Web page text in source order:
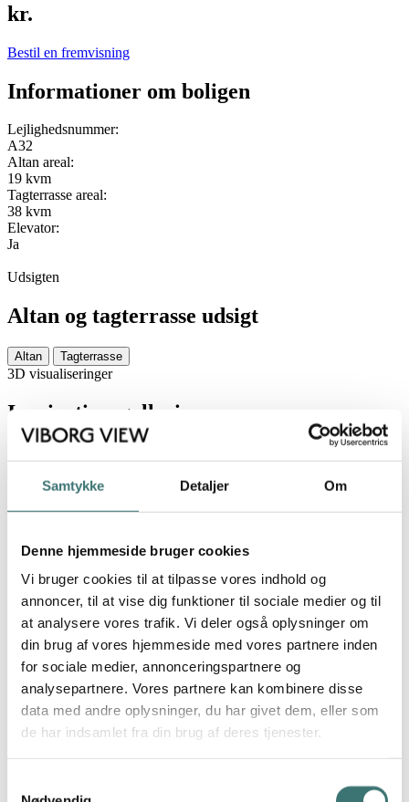
Samtykke Detaljer Om
Denne hjemmeside bruger cookies
Vi bruger cookies til at tilpasse vores indhold og
annoncer, til at vise dig funktioner til sociale medier og til
at analysere vores trafik. Vi deler også oplysninger om
din brug af vores hjemmeside med vores partnere inden
for sociale medier, annonceringspartnere og
analysepartnere. Vores partnere kan kombinere disse
data med andre oplysninger, du har givet dem, eller som
de har indsamlet fra din brug af deres tjenester.
kr.
Bestil en fremvisning
Informationer om boligen
Lejlighedsnummer:
A32
Altan areal:
19 kvm
Tagterrasse areal:
38 kvm
Elevator:
Ja
Udsigten
Altan og tagterrasse udsigt
Altan Tagterrasse
3D visualiseringer
Inspirationsgalleri
Inspirations galleri
Visualiseringerne er vejledende og ikke nødvendigvis fra viste
lejlighed - derfor passer udsigterne ikke altid